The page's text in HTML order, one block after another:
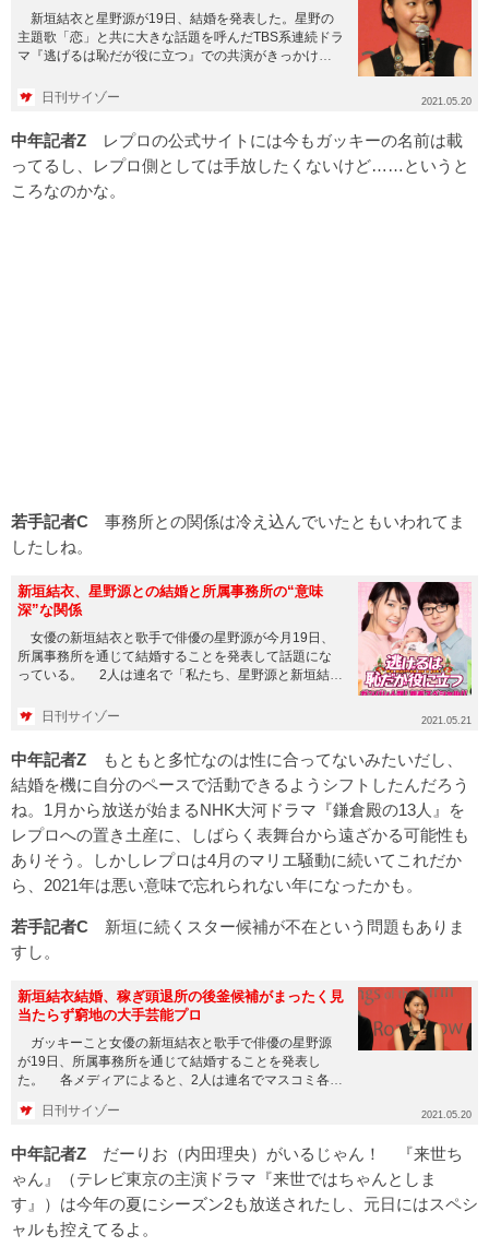
新垣結衣と星野源が19日、結婚を発表した。星野の
主題歌「恋」と共に大きな話題を呼んだTBS系連続ドラ
マ『逃げるは恥だが役に立つ』での共演がきっかけだ
日刊サイゾー 2021.05.20
中年記者Z レプロの公式サイトには今もガッキーの名前は載
ってるし、レプロ側としては手放したくないけど……というと
ころなのかな。
若手記者C 事務所との関係は冷え込んでいたともいわれてま
したしね。
新垣結衣、星野源との結婚と所属事務所の“意味
深”な関係
女優の新垣結衣と歌手で俳優の星野源が今月19日、
所属事務所を通じて結婚することを発表して話題にな
っている。 2人は連名で「私たち、星野源と新垣結衣
日刊サイゾー 2021.05.21
中年記者Z もともと多忙なのは性に合ってないみたいだし、
結婚を機に自分のペースで活動できるようシフトしたんだろう
ね。1月から放送が始まるNHK大河ドラマ『鎌倉殿の13人』を
レプロへの置き土産に、しばらく表舞台から遠ざかる可能性も
ありそう。しかしレプロは4月のマリエ騒動に続いてこれだか
ら、2021年は悪い意味で忘れられない年になったかも。
若手記者C 新垣に続くスター候補が不在という問題もありま
すし。
新垣結衣結婚、稼ぎ頭退所の後釜候補がまったく見
当たらず窮地の大手芸能プロ
ガッキーこと女優の新垣結衣と歌手で俳優の星野源
が19日、所属事務所を通じて結婚することを発表し
た。 各メディアによると、2人は連名でマスコミ各社
日刊サイゾー 2021.05.20
中年記者Z だーりお（内田理央）がいるじゃん！ 『来世ち
ゃん』（テレビ東京の主演ドラマ『来世ではちゃんとしま
す』）は今年の夏にシーズン2も放送されたし、元日にはスペシ
ャルも控えてるよ。